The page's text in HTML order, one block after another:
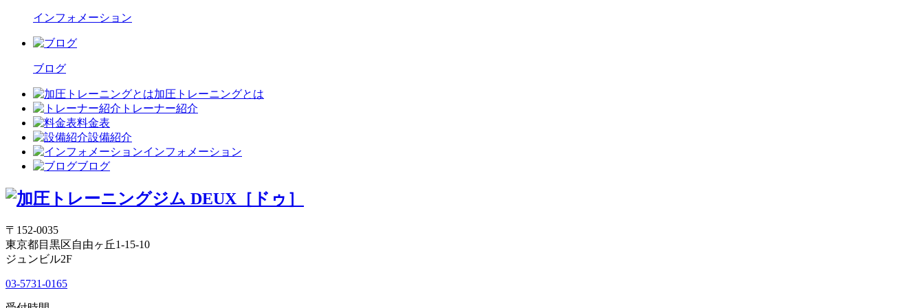
インフォメーション
ブログ
加圧トレーニングとは
トレーナー紹介
料金表
設備紹介
インフォメーション
ブログ
〒152-0035
東京都目黒区自由ヶ丘1-15-10
ジュンビル2F
03-5731-0165